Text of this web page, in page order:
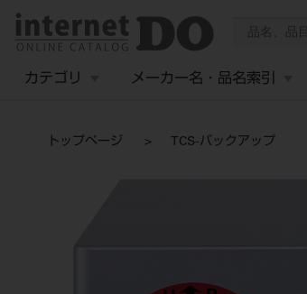
カテゴリ メーカー名・品名索引
トップページ TCS-バックアップ